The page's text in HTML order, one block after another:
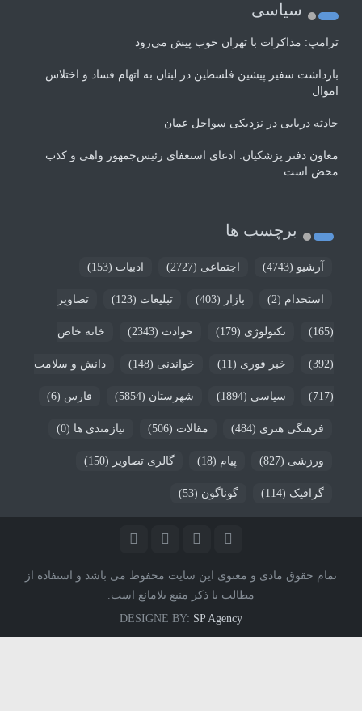
سیاسی
ترامپ: مذاکرات با تهران خوب پیش می‌رود
بازداشت سفیر پیشین فلسطین در لبنان به اتهام فساد و اختلاس
اموال
حادثه دریایی در نزدیکی سواحل عمان
معاون دفتر پزشکیان: ادعای استعفای رئیس‌جمهور واهی و کذب
محض است
برچسب ها
آرشیو (4743) اجتماعی (2727) ادبیات (153)
استخدام (2) بازار (403) تبلیغات (123) تصاویر
(165) تکنولوژی (179) حوادث (2343) خانه خاص
(392) خبر فوری (11) خواندنی (148) دانش و سلامت
(717) سیاسی (1894) شهرستان (5854) فارس (6)
فرهنگی هنری (484) مقالات (506) نیازمندی ها (0)
ورزشی (827) پیام (18) گالری تصاویر (150)
گرافیک (114) گوناگون (53)
تمام حقوق مادی و معنوی این سایت محفوظ می باشد و استفاده از
مطالب با ذکر منبع بلامانع است.
DESIGNE BY: SP Agency